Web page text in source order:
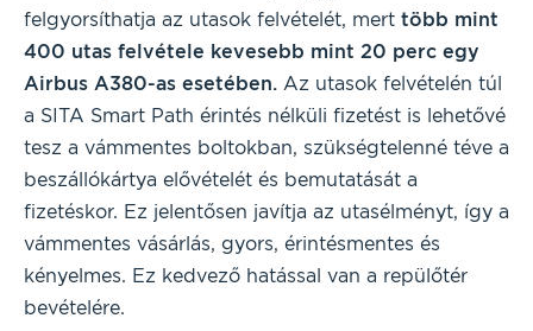
felgyorsíthatja az utasok felvételét, mert több mint
400 utas felvétele kevesebb mint 20 perc egy
Airbus A380-as esetében. Az utasok felvételén túl
a SITA Smart Path érintés nélküli fizetést is lehetővé
tesz a vámmentes boltokban, szükségtelenné téve a
beszállókártya elővételét és bemutatását a
fizetéskor. Ez jelentősen javítja az utasélményt, így a
vámmentes vásárlás, gyors, érintésmentes és
kényelmes. Ez kedvező hatással van a repülőtér
bevételére.